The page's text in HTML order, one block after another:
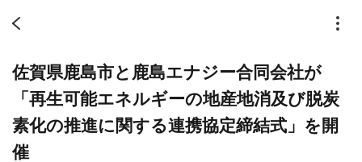
佐賀県鹿島市と鹿島エナジー合同会社が
「再生可能エネルギーの地産地消及び脱炭
素化の推進に関する連携協定締結式」を開
催